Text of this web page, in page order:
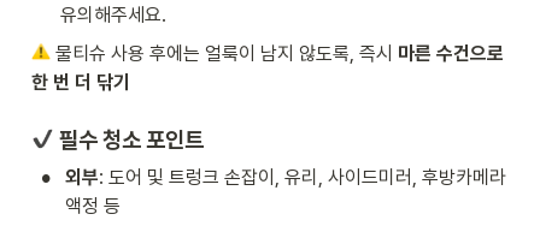
유의해주세요.
물티슈 사용 후에는 얼룩이 남지 않도록, 즉시 마른 수건으로
한 번 더 닦기
필수 청소 포인트
• 외부: 도어 및 트렁크 손잡이, 유리, 사이드미러, 후방카메라
액정 등